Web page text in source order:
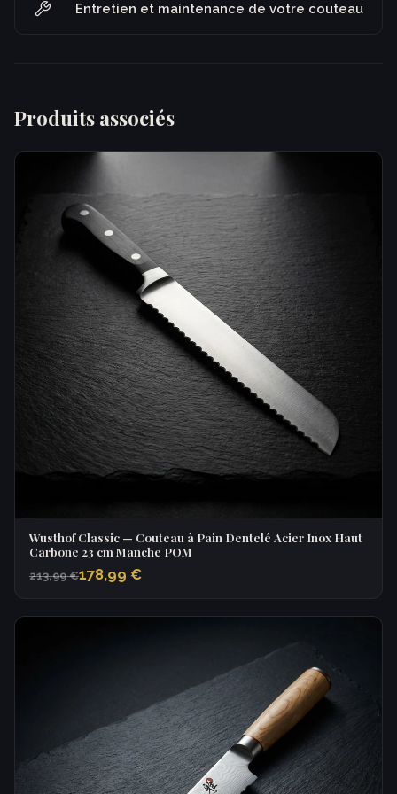
Entretien et maintenance de votre couteau
Produits associés
Wusthof Classic — Couteau à Pain Dentelé Acier Inox Haut
Carbone 23 cm Manche POM
213,99 €178,99 €